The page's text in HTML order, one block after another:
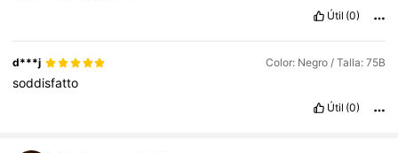
Útil (0)
d***j Color: Negro / Talla: 75B
soddisfatto
Útil (0)